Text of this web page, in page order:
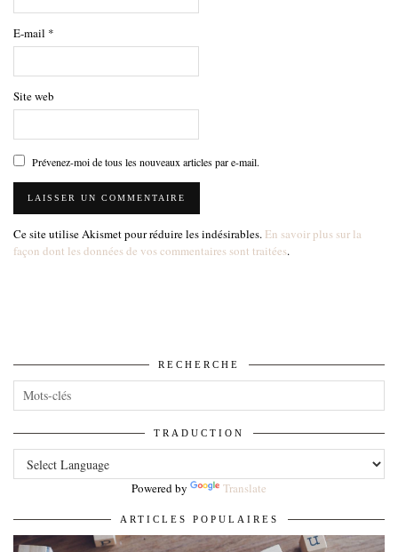
E-mail *
Site web
Prévenez-moi de tous les nouveaux articles par e-mail.
Ce site utilise Akismet pour réduire les indésirables. En savoir plus sur la
façon dont les données de vos commentaires sont traitées.
RECHERCHE
TRADUCTION
Powered by Translate
ARTICLES POPULAIRES